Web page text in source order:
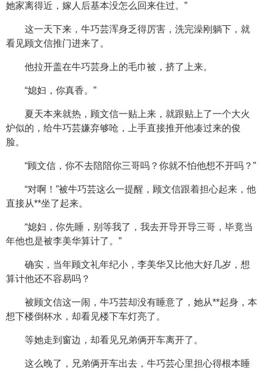
她家离得近，嫁人后基本没怎么回来住过。”
这一天下来，牛巧芸浑身乏得厉害，洗完澡刚躺下，就
看见顾文信推门进来了。
他拉开盖在牛巧芸身上的毛巾被，挤了上来。
“媳妇，你真香。”
夏天本来就热，顾文信一贴上来，就跟贴上了一个大火
炉似的，给牛巧芸嫌弃够呛，上手直接推开他凑过来的俊
脸。
“顾文信，你不去陪陪你三哥吗？你就不怕他想不开吗？”
“对啊！”被牛巧芸这么一提醒，顾文信跟着担心起来，他
直接从**坐了起来。
“媳妇，你先睡，别等我了，我去开导开导三哥，毕竟当
年他也是被李美华算计了。”
确实，当年顾文礼年纪小，李美华又比他大好几岁，想
算计他还不容易吗？
被顾文信这一闹，牛巧芸却没有睡意了，她从**起身，本
想下楼倒杯水，却看见楼下车灯亮了。
等她走到窗边，却看见兄弟俩开车离开了。
这么晚了，兄弟俩开车出去，牛巧芸心里担心得根本睡